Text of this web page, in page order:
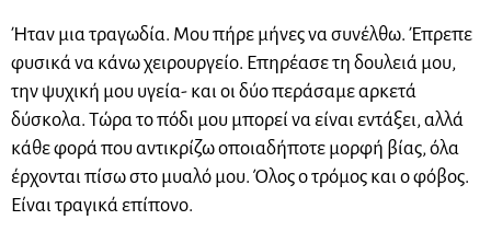
Ήταν μια τραγωδία. Μου πήρε μήνες να συνέλθω. Έπρεπε
φυσικά να κάνω χειρουργείο. Επηρέασε τη δουλειά μου,
την ψυχική μου υγεία- και οι δύο περάσαμε αρκετά
δύσκολα. Τώρα το πόδι μου μπορεί να είναι εντάξει, αλλά
κάθε φορά που αντικρίζω οποιαδήποτε μορφή βίας, όλα
έρχονται πίσω στο μυαλό μου. Όλος ο τρόμος και ο φόβος.
Είναι τραγικά επίπονο.